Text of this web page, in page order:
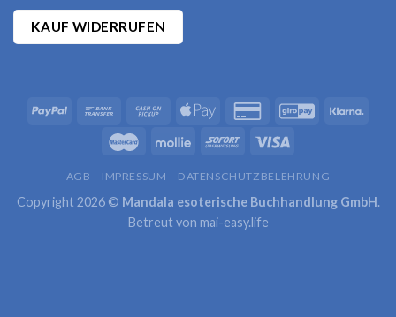
KAUF WIDERRUFEN
AGB IMPRESSUM DATENSCHUTZBELEHRUNG
Copyright 2026 © Mandala esoterische Buchhandlung GmbH.
Betreut von mai-easy.life